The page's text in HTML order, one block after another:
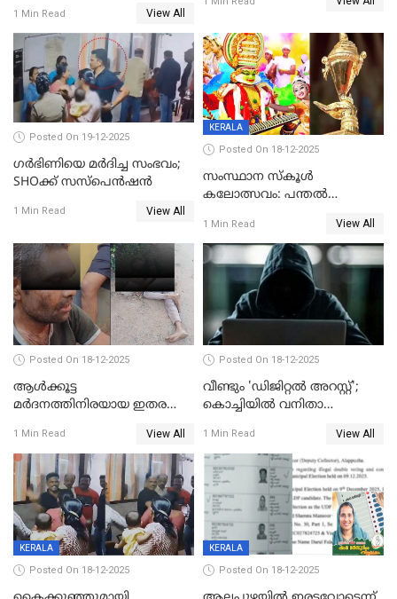
ക്ലീനര്‍ പിടിയിൽ
1 Min Read View All
യുവതി
Posted On 19-12-2025
ഗര്‍ഭിണിയെ മർദിച്ച സംഭവം;
SHOക്ക് സസ്പെൻഷൻ
1 Min Read View All
KERALA
Posted On 18-12-2025
സംസ്ഥാന സ്കൂൾ
കലോത്സവം: പന്തൽ
1 Min Read View All
Posted On 18-12-2025
ആൾക്കൂട്ട
മർദനത്തിനിരയായ ഇതര
നടുക്കുന്ന സംഭവം
വാളയാറിൽ
1 Min Read View All
Posted On 18-12-2025
വീണ്ടും 'ഡിജിറ്റല്‍ അറസ്റ്റ്';
കൊച്ചിയില്‍ വനിതാ
കോടി രൂപ
1 Min Read View All
KERALA
Posted On 18-12-2025
KERALA
Posted On 18-12-2025